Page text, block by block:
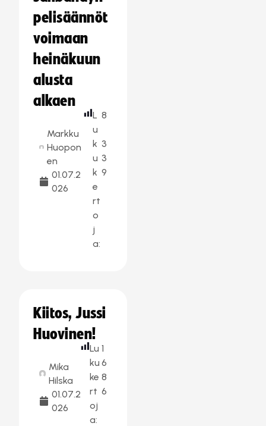
pelisäännöt
voimaan
heinäkuun
alusta
alkaen
Markku
Huopon
en
01.07.2
026
L
u
k
u
k
e
rt
o
j
a:
8
3
3
9
Kiitos, Jussi
Huovinen!
Mika
Hilska
01.07.2
026
Lu
ku
ke
rt
oj
a:
1
6
8
6